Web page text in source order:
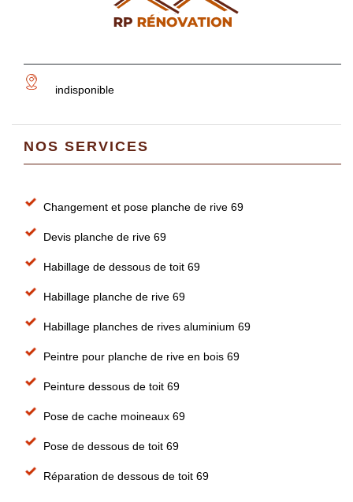
indisponible
NOS SERVICES
Changement et pose planche de rive 69
Devis planche de rive 69
Habillage de dessous de toit 69
Habillage planche de rive 69
Habillage planches de rives aluminium 69
Peintre pour planche de rive en bois 69
Peinture dessous de toit 69
Pose de cache moineaux 69
Pose de dessous de toit 69
Réparation de dessous de toit 69